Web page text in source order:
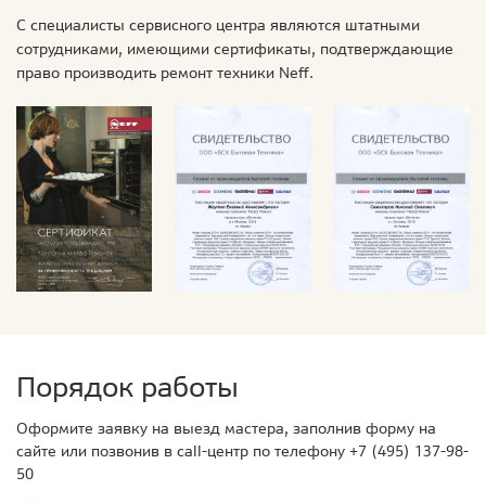
С специалисты сервисного центра являются штатными
сотрудниками, имеющими сертификаты, подтверждающие
право производить ремонт техники Neff.
Порядок работы
Оформите заявку на выезд мастера, заполнив форму на
сайте или позвонив в call-центр по телефону +7 (495) 137-98-
50